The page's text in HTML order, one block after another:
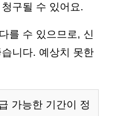
구될 수 있어요.
를 수 있으므로, 신
니다. 예상치 못한
가능한 기간이 정